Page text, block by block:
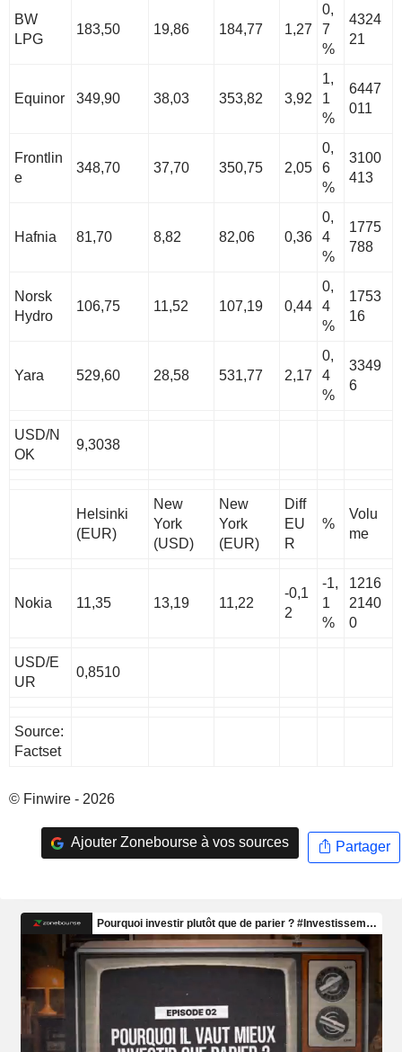
BW
LPG
183,50 19,86 184,77 1,27
0,
7
%
4324
21
Equinor 349,90 38,03 353,82 3,92
1,
1
%
6447
011
Frontlin
e
348,70 37,70 350,75 2,05
0,
6
%
3100
413
Hafnia 81,70 8,82 82,06 0,36
0,
4
%
1775
788
Norsk
Hydro
106,75 11,52 107,19 0,44
0,
4
%
1753
16
Yara 529,60 28,58 531,77 2,17
0,
4
%
3349
6
USD/N
OK
9,3038
Helsinki
(EUR)
New
York
(USD)
New
York
(EUR)
Diff
EU
R
%
Volu
me
Nokia 11,35 13,19 11,22
-0,1
2
-1,
1
%
1216
2140
0
USD/E
UR
0,8510
Source:
Factset
© Finwire - 2026
Ajouter Zonebourse à vos sources Partager